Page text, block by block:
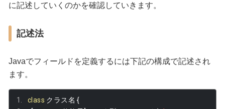
に記述していくのかを確認していきます。
記述法
Javaでフィールドを定義するには下記の構成で記述され
ます。
class クラス名 {